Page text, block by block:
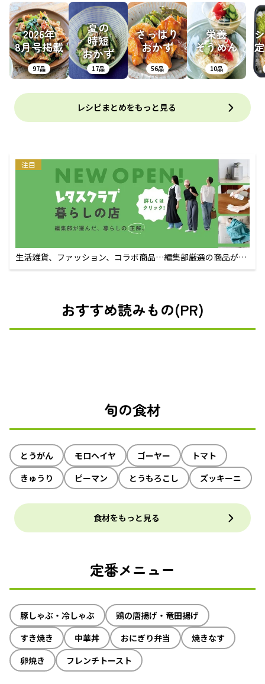
2026年
8月号掲載
97品
夏の
時短
おかず
17品
さっぱり
おかず
56品
栄養
そうめん
10品
レシピまとめをもっと見る
注目
生活雑貨、ファッション、コラボ商品…編集部厳選の商品が買
えるECサイト
おすすめ読みもの(PR)
旬の食材
とうがん モロヘイヤ ゴーヤー
トマト
きゅうり
ピーマン とうもろこし ズッキーニ
食材をもっと見る
定番メニュー
豚しゃぶ・冷しゃぶ
鶏の唐揚げ・竜田揚げ
すき焼き
中華丼 おにぎり弁当
焼きなす
卵焼き
フレンチトースト